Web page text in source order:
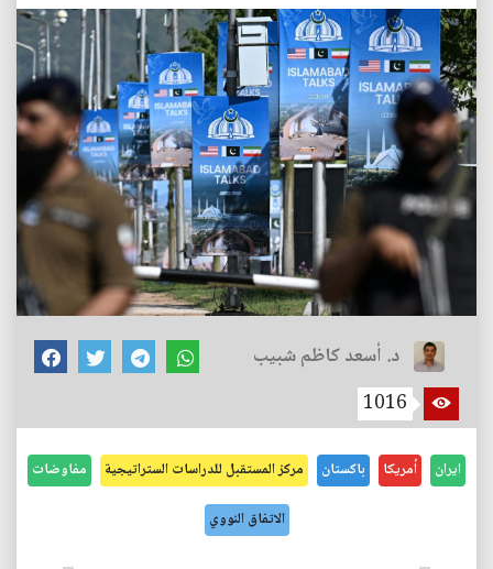
د. أسعد كاظم شبيب
1016
ايران أمريكا باكستان مركز المستقبل للدراسات الستراتيجية مفاوضات
الاتفاق النووي